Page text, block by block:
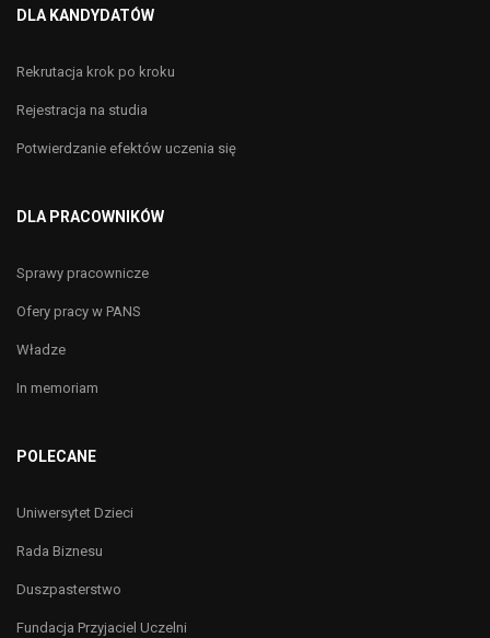
DLA KANDYDATÓW
Rekrutacja krok po kroku
Rejestracja na studia
Potwierdzanie efektów uczenia się
DLA PRACOWNIKÓW
Sprawy pracownicze
Ofery pracy w PANS
Władze
In memoriam
POLECANE
Uniwersytet Dzieci
Rada Biznesu
Duszpasterstwo
Fundacja Przyjaciel Uczelni